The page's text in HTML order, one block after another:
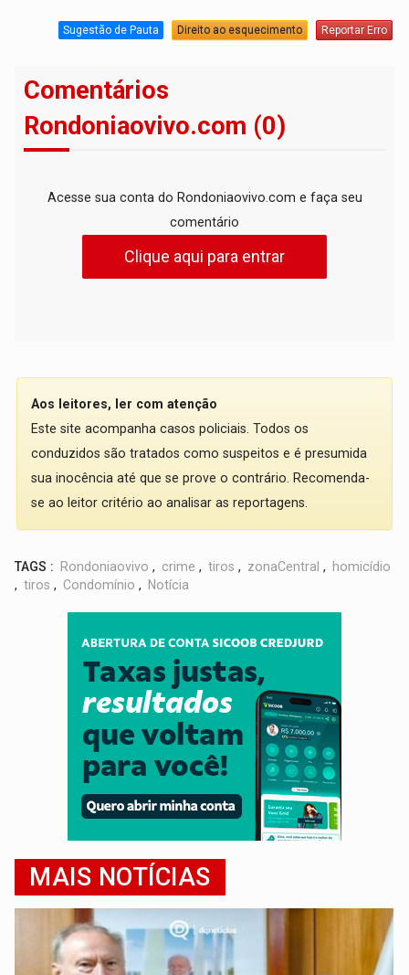
Sugestão de Pauta Direito ao esquecimento Reportar Erro
Comentários
Rondoniaovivo.com (0)
Acesse sua conta do Rondoniaovivo.com e faça seu
comentário
Clique aqui para entrar
Aos leitores, ler com atenção
Este site acompanha casos policiais. Todos os
conduzidos são tratados como suspeitos e é presumida
sua inocência até que se prove o contrário. Recomenda-
se ao leitor critério ao analisar as reportagens.
TAGS : Rondoniaovivo , crime , tiros , zonaCentral ,
homicídio
, tiros , Condomínio , Notícia
MAIS NOTÍCIAS